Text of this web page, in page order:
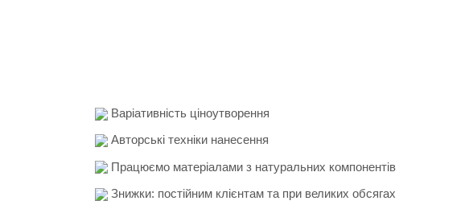
Варіативність ціноутворення
Авторські техніки нанесення
Працюємо матеріалами з натуральних компонентів
Знижки: постійним клієнтам та при великих обсягах